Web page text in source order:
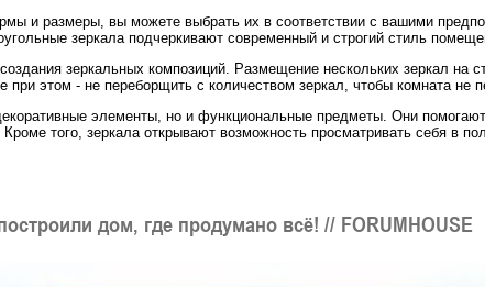
и размеры, вы можете выбрать их в соответствии с вашими
зеркала подчеркивают современный и строгий стиль
зеркальных композиций. Размещение нескольких зеркал
при этом - не переборщить с количеством зеркал, чтобы комната не
элементы, но и функциональные предметы. Они
Кроме того, зеркала открывают возможность просматривать себя в
дом, где продумано всё! // FORUMHOUSE